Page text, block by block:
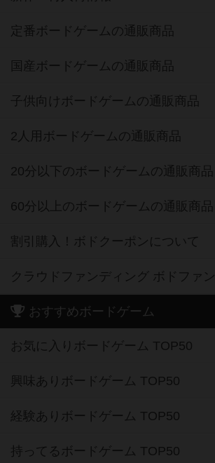
定番ボードゲームの通販商品
国産ボードゲームの通販商品
子供向けボードゲームの通販商品
2人用ボードゲームの通販商品
20分以下のボードゲームの通販商品
60分以上のボードゲームの通販商品
割引購入！ボドクーポンについて
クラウドファンディング ボドファン
おすすめボードゲーム
お気に入りボードゲーム TOP50
興味ありボードゲーム TOP50
経験ありボードゲーム TOP50
持ってるボードゲーム TOP50